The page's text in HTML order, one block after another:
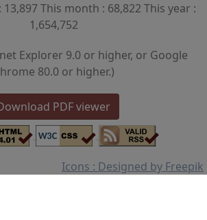
This month : 68,822 This year :
1,654,752
Explorer 9.0 or higher, or Google
80.0 or higher.)
PDF viewer
Icons : Designed by Freepik